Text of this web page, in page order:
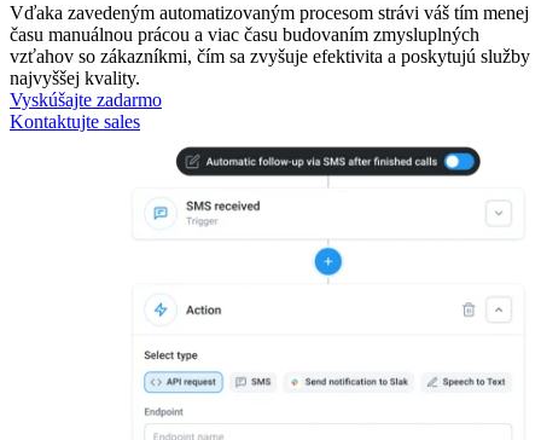
Vďaka zavedeným automatizovaným procesom strávi váš tím menej
času manuálnou prácou a viac času budovaním zmysluplných
vzťahov so zákazníkmi, čím sa zvyšuje efektivita a poskytujú služby
najvyššej kvality.
Vyskúšajte zadarmo
Kontaktujte sales